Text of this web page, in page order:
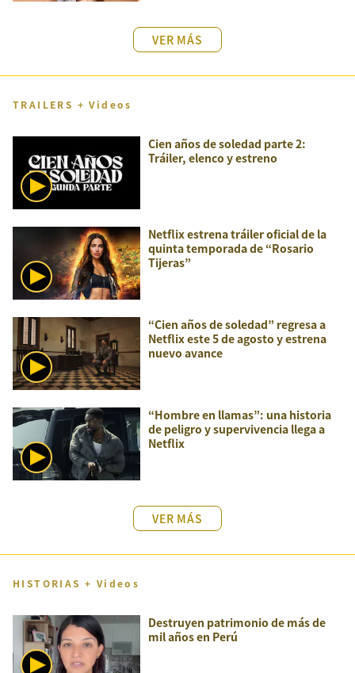
VER MÁS
TRAILERS + Videos
Cien años de soledad parte 2:
Tráiler, elenco y estreno
Netflix estrena tráiler oficial de la
quinta temporada de “Rosario
Tijeras”
“Cien años de soledad” regresa a
Netflix este 5 de agosto y estrena
nuevo avance
“Hombre en llamas”: una historia
de peligro y supervivencia llega a
Netflix
VER MÁS
HISTORIAS + Videos
Destruyen patrimonio de más de
mil años en Perú